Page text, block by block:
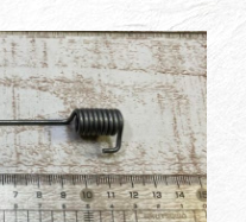
Company